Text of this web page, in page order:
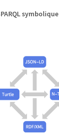
symbolique